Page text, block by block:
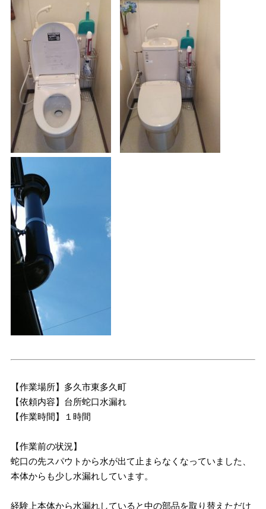
【作業場所】多久市東多久町
【依頼内容】台所蛇口水漏れ
【作業時間】１時間
【作業前の状況】
蛇口の先スパウトから水が出て止まらなくなっていました、
本体からも少し水漏れしています。
経験上本体から水漏れしていると中の部品を取り替えただけ